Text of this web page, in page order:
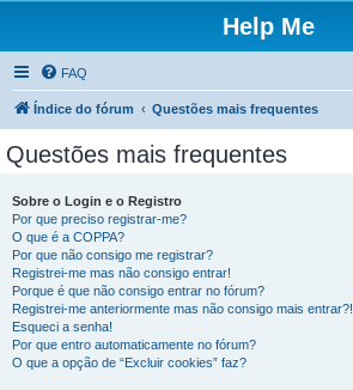
Help Me
FAQ
Índice do fórum Questões mais frequentes
Questões mais frequentes
Sobre o Login e o Registro
Por que preciso registrar-me?
O que é a COPPA?
Por que não consigo me registrar?
Registrei-me mas não consigo entrar!
Porque é que não consigo entrar no fórum?
Registrei-me anteriormente mas não consigo mais entrar?!
Esqueci a senha!
Por que entro automaticamente no fórum?
O que a opção de “Excluir cookies” faz?